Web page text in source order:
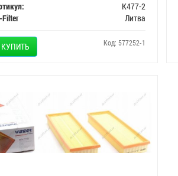
K477-2
Filter
Литва
КУПИТЬ Код: 577252-1